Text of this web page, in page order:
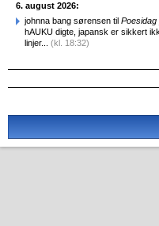
6. august 2026:
johnna bang sørensen til Poesidag
hAUKU digte, japansk er sikkert
linjer... (kl. 18:32)